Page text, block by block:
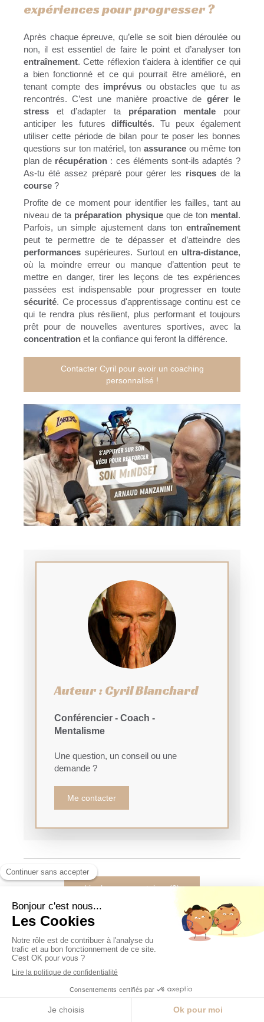
expériences pour progresser ?
Après chaque épreuve, qu’elle se soit bien déroulée ou
non, il est essentiel de faire le point et d’analyser ton
entraînement. Cette réflexion t’aidera à identifier ce qui
a bien fonctionné et ce qui pourrait être amélioré, en
tenant compte des imprévus ou obstacles que tu as
rencontrés. C’est une manière proactive de gérer le
stress et d’adapter ta préparation mentale pour
anticiper les futures difficultés. Tu peux également
utiliser cette période de bilan pour te poser les bonnes
questions sur ton matériel, ton assuranceou même ton
plan de récupération : ces éléments sont-ils adaptés ?
As-tu été assez préparé pour gérer les risques de la
course ?
Profite de ce moment pour identifier les failles, tant au
niveau de ta préparation physiqueque de ton mental.
Parfois, un simple ajustement dans ton entraînement
peut te permettre de te dépasser et d’atteindre des
performances supérieures. Surtout en ultra-distance,
où la moindre erreur ou manque d’attention peut te
mettre en danger, tirer les leçons de tes expériences
passées est indispensable pour progresser en toute
sécurité. Ce processus d'apprentissage continu est ce
qui te rendra plus résilient, plus performant et toujours
prêt pour de nouvelles aventures sportives, avec la
concentration et la confiance qui feront la différence.
Contacter Cyril pour avoir un coaching
personnalisé !
Auteur : Cyril Blanchard
Conférencier - Coach -
Mentalisme
Une question, un conseil ou une
demande ?
Me contacter
Lire les commentaires (0)
Suivant